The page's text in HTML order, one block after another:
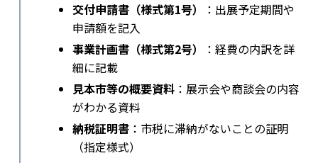
交付申請書（様式第1号）
：出展予定期間や
申請額を記入
事業計画書（様式第2号）
：経費の内訳を詳
細に記載
見本市等の概要資料 ：展示会や商談会の内容
がわかる資料
納税証明書 ：市税に滞納がないことの証明
（指定様式）